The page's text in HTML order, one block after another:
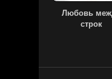
Любовь
строк